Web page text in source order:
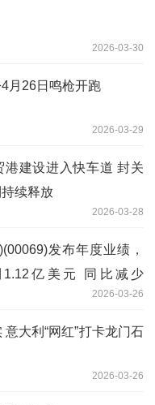
2026-03-30
月26日鸣枪开跑
2026-03-29
港建设进入快车道 封关
续释放
2026-03-28
发布年度业绩，
1.12亿美元 同比减少
2026-03-26
大利“网红”打卡龙门石
2026-03-26